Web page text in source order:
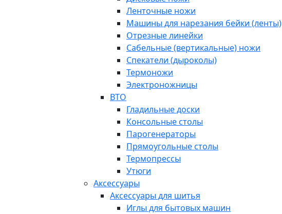
Ленточные ножи
Машины для нарезания бейки (ленты)
Отрезные линейки
Сабельные (вертикальные) ножи
Спекатели (дыроколы)
Термоножи
Электроножницы
ВТО
Гладильные доски
Консольные столы
Парогенераторы
Прямоугольные столы
Термопрессы
Утюги
Аксессуары
Аксессуары для шитья
Иглы для бытовых машин